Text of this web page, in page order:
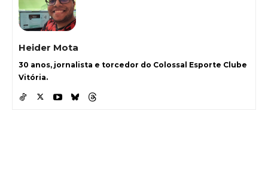
Heider Mota
30 anos, jornalista e torcedor do Colossal Esporte Clube
Vitória.